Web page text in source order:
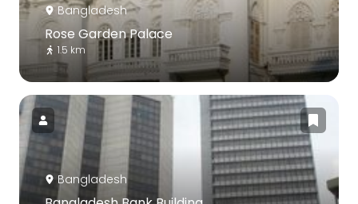
Bangladesh
Rose Garden Palace
1.5 km
Bangladesh